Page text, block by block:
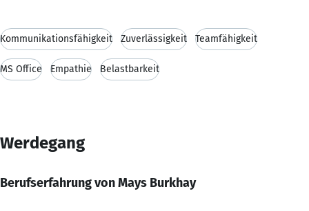
Kommunikationsfähigkeit Zuverlässigkeit Teamfähigkeit
MS Office Empathie Belastbarkeit
Werdegang
Berufserfahrung von Mays Burkhay